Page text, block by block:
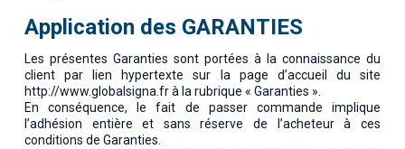
Application des GARANTIES
Les présentes Garanties sont portées à la connaissance du
client par lien hypertexte sur la page d’accueil du site
http://www.globalsigna.fr à la rubrique « Garanties ».
En conséquence, le fait de passer commande implique
l’adhésion entière et sans réserve de l’acheteur à ces
conditions de Garanties.